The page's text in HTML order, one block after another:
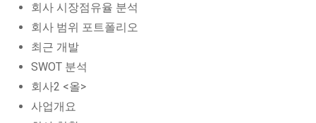
회사 시장점유율 분석
회사 범위 포트폴리오
최근 개발
SWOT 분석
회사2 <올>
사업개요